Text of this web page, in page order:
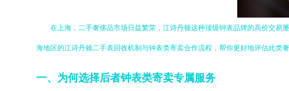
在上海，二手奢侈品市场日益繁荣，江诗丹顿这种顶级钟表品牌的高价交
海地区的江诗丹顿二手表回收机制与钟表类寄卖合作流程，帮你更好地评估此类奢
一、为何选择后者钟表类寄卖专属服务